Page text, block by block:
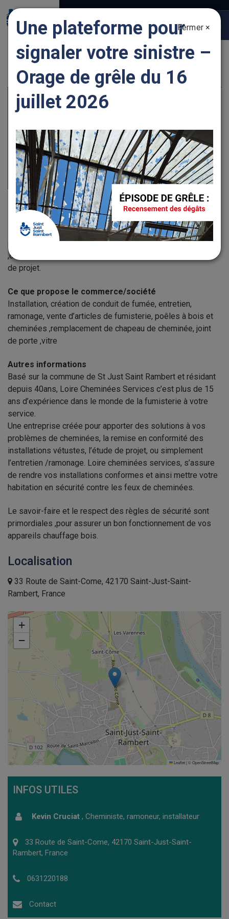
LOIRE CHEMINÉES SERVICES
Extrait de(s) activité(s) proposée(s) par le
commerce/la société
Ramoneur, fumiste, cheministe, installation et pose de
poêles à bois ,poêles à granulés, insert, foyer fermé
,création de conduit de fumée, audit de conformité ,étude
de projet.
Ce que propose le commerce/société
Installation, création de conduit de fumée, entretien,
ramonage, vente d’articles de fumisterie, poêles à bois et
cheminées ,remplacement de chapeau de cheminée, joint
de porte ,vitre
Autres informations
Basé sur la commune de St Just Saint Rambert et résidant
depuis 40ans, Loire Cheminées Services c’est plus de 15
ans d’expérience dans le monde de la fumisterie à votre
service.
Une entreprise créée pour apporter des solutions à vos
problèmes de cheminées, la remise en conformité des
installations vétustes, l’étude de projet, ou simplement
l’entretien /ramonage. Loire cheminées services, s’assure
de rendre vos installations conformes et ainsi mettre votre
habitation en sécurité contre les feux de cheminées.
Le savoir-faire et le respect des règles de sécurité sont
primordiales ,pour assurer un bon fonctionnement de vos
appareils chauffage bois.
Localisation
33 Route de Saint-Come, 42170 Saint-Just-Saint-
Rambert, France
+
−
Leaflet| ©OpenStreetMap
INFOS UTILES
Kevin Cruciat,Cheministe, ramoneur, installateur
33 Route de Saint-Come, 42170 Saint-Just-Saint-
Rambert, France
0631220188
Contact
Fermer ×
Une plateforme pour
signaler votre sinistre –
Orage de grêle du 16
juillet 2026